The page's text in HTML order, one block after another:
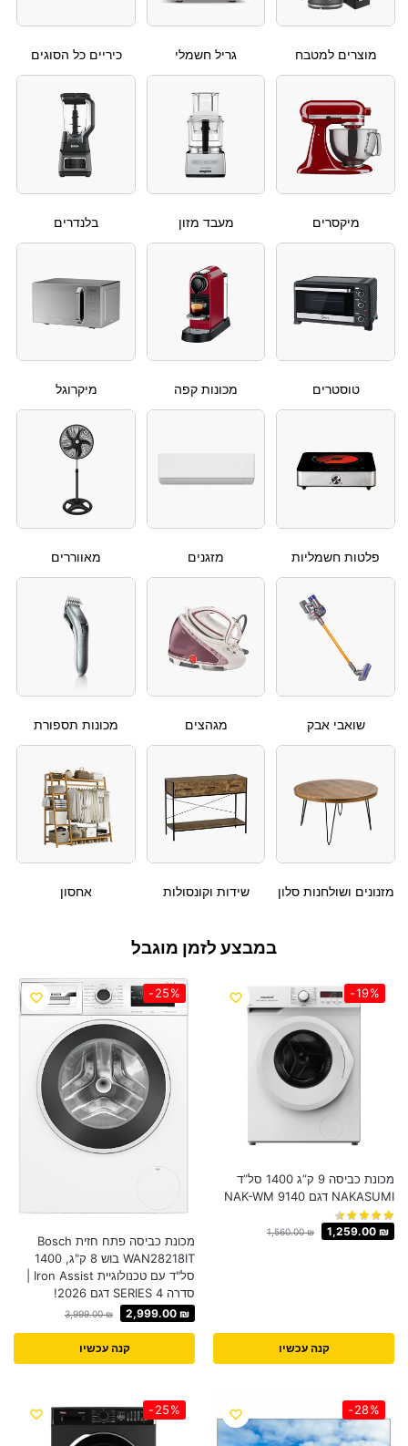
מוצרים למטבח גריל חשמלי כיריים כל הסוגים
מיקסרים מעבד מזון בלנדרים
טוסטרים מכונות קפה מיקרוגל
פלטות חשמליות מזגנים מאווררים
שואבי אבק מגהצים מכונות תספורת
מזנונים ושולחנות סלון שידות וקונסולות אחסון
במבצע לזמן מוגבל
-19%
מכונת כביסה 9 ק”ג 1400 סל”ד
NAKASUMI דגם NAK-WM 9140
1,560.00₪ 1,259.00 ₪
קנה עכשיו
-25%
מכונת כביסה פתח חזית Bosch
WAN28218IT בוש 8 ק"ג, 1400
סדרה 4 SERIES דגם 2026!
3,999.00₪ 2,999.00 ₪
קנה עכשיו
-28%
-25%